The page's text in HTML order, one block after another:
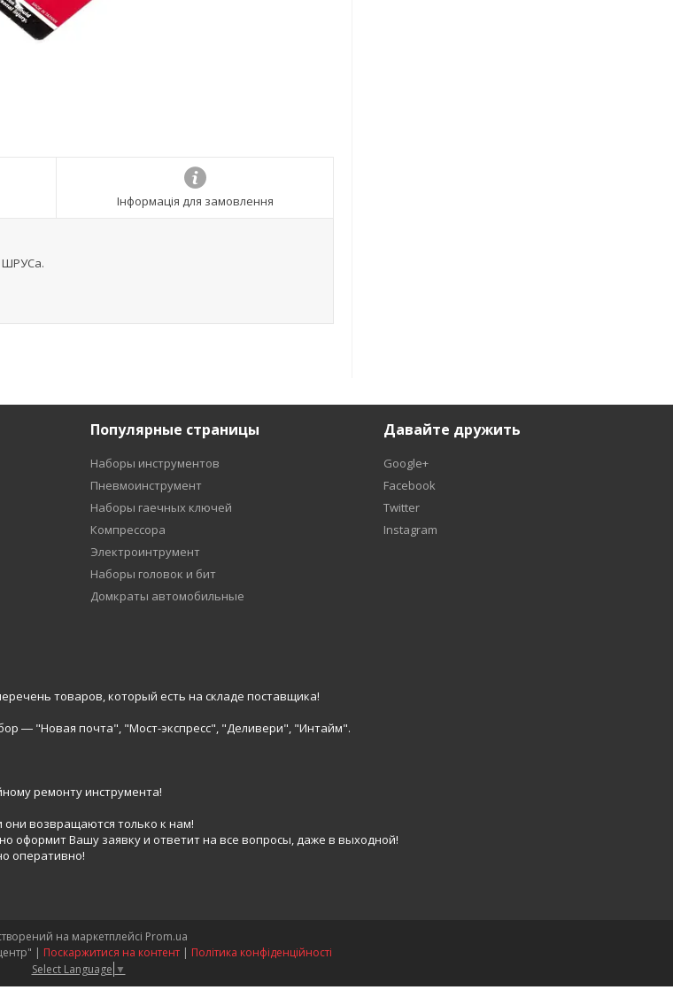
Інформація для замовлення
ШРУСа.
Популярные страницы
Наборы инструментов
Пневмоинструмент
Наборы гаечных ключей
Компрессора
Электроинтрумент
Наборы головок и бит
Домкраты автомобильные
Давайте дружить
Google+
Facebook
Twitter
Instagram
товаров, который есть на складе поставщика!
― "Новая почта", "Мост-экспресс", "Деливери", "Интайм".
ремонту инструмента!
возвращаются только к нам!
Вашу заявку и ответит на все вопросы, даже в выходной!
оперативно!
на маркетплейсі Prom.ua
Интернет-магазин "Инструмент-центр" | Поскаржитися на контент | Політика конфіденційності
Select Language ▼